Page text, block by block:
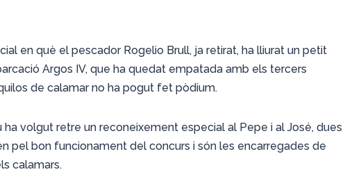
en què el pescador Rogelio Brull, ja retirat, ha lliurat un petit
Argos IV, que ha quedat empatada amb els tercers
de calamar no ha pogut fet pòdium.
ha volgut retre un reconeixement especial al Pepe i al José, dues
pel bon funcionament del concurs i són les encarregades de
calamars.